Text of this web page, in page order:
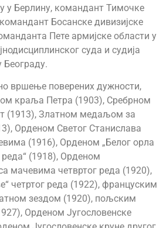
у Берлину, командант Тимочке
Босанске дивизијске
Пете армијске области у
суда и судија
Београду.
вршење поверених дужности,
краља Петра (1903), Сребрном
(1913), Златном медаљом за
Орденом Светог Станислава
(1916), Орденом „Белог орла
(1918), Орденом
мачевима четвртог реда (1920),
четртог реда (1922), француским
зездом (1920), пољским
Орденом Југословенске